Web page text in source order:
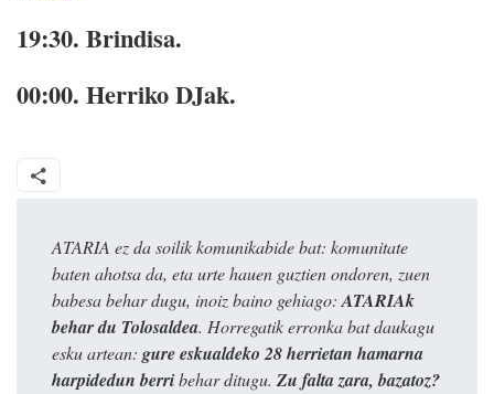
19:30. Brindisa.
00:00. Herriko DJak.
ATARIA ez da soilik komunikabide bat: komunitate
baten ahotsa da, eta urte hauen guztien ondoren, zuen
babesa behar dugu, inoiz baino gehiago: ATARIAk
behar du Tolosaldea. Horregatik erronka bat daukagu
esku artean: gure eskualdeko 28 herrietan hamarna
harpidedun berribehar ditugu. Zu falta zara, bazatoz?